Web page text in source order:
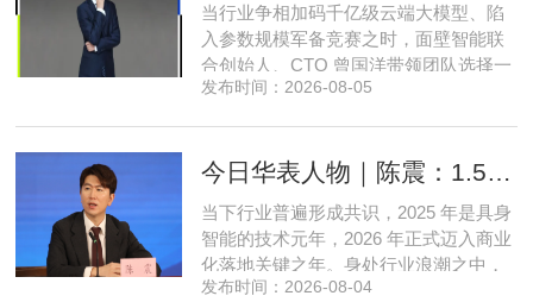
立足本地需求顺势迭代，方能穿
当行业争相加码千亿级云端大模型、陷
入参数规模军备竞赛之时，面壁智能联
合创始人、CTO 曾国洋带领团队选择一
条小众赛道：深耕端侧轻量化大模型，
的技术深耕与严谨的工程思维，走出国
布局中，自然流畅的全模态
发布时间：2026-08-05
当下行业普遍形成共识，2025 年是具身
智能的技术元年，2026 年正式迈入商业
化落地关键之年。身处行业浪潮之中，
享刻智能创始人、CEO 陈震表示，当前
发布时间：2026-08-04